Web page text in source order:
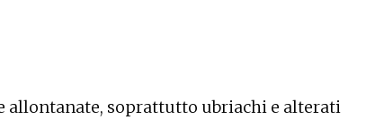
allontanate, soprattutto ubriachi e alterati